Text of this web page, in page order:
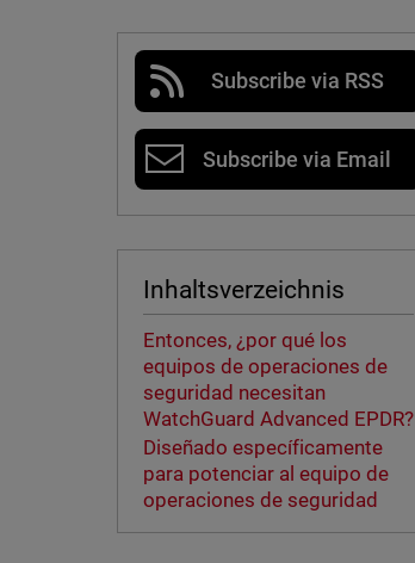
Subscribe via RSS
Subscribe via Email
Inhaltsverzeichnis
Entonces, ¿por qué los
equipos de operaciones de
seguridad necesitan
WatchGuard Advanced EPDR?
Diseñado específicamente
para potenciar al equipo de
operaciones de seguridad